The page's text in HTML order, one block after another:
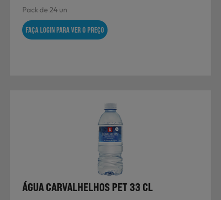
Pack de 24 un
FAÇA LOGIN PARA VER O PREÇO
ÁGUA CARVALHELHOS PET 33 CL